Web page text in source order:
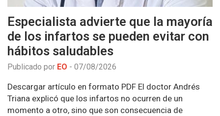
Especialista advierte que la mayoría
de los infartos se pueden evitar con
hábitos saludables
Publicado por EO - 07/08/2026
Descargar artículo en formato PDF El doctor Andrés
Triana explicó que los infartos no ocurren de un
momento a otro, sino que son consecuencia de